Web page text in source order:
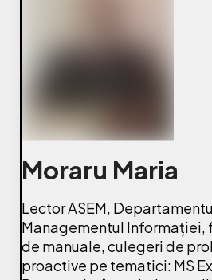
Moraru Maria
Lector ASEM,
Managementul Informației,
de manuale, culegeri de
proactive pe tematici: MS